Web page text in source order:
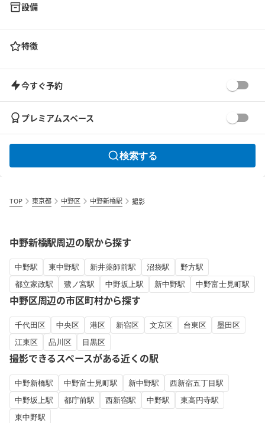
設備
特徴
今すぐ予約
プレミアムスペース
検索する
TOP 東京都 中野区 中野新橋駅 撮影
中野新橋駅周辺の駅から探す
中野駅 東中野駅 新井薬師前駅 沼袋駅
野方駅
都立家政駅
鷺ノ宮駅 中野坂上駅 新中野駅 中野富士見町駅
中野区周辺の市区町村から探す
千代田区 中央区 港区 新宿区 文京区 台東区
墨田区
江東区
品川区 目黒区
撮影できるスペースがある近くの駅
中野新橋駅 中野富士見町駅 新中野駅
西新宿五丁目駅
中野坂上駅
都庁前駅 西新宿駅 中野駅
東高円寺駅
東中野駅